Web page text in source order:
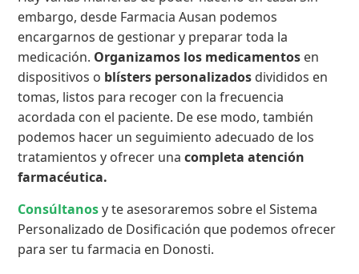
embargo, desde Farmacia Ausan podemos
encargarnos de gestionar y preparar toda la
medicación. Organizamos los medicamentos en
dispositivos o blísters personalizados divididos en
tomas, listos para recoger con la frecuencia
acordada con el paciente. De ese modo, también
podemos hacer un seguimiento adecuado de los
tratamientos y ofrecer unacompleta atención
farmacéutica.
Consúltanosy te asesoraremos sobre el Sistema
Personalizado de Dosificación que podemos ofrecer
para ser tu farmacia en Donosti.